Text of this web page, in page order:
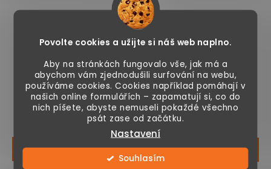
Povolte cookies a užijte si náš web naplno.
Aby na stránkách fungovalo vše, jak má a
abychom vám zjednodušili surfování na webu,
používáme cookies. Cookies například pomáhají v
našich online formulářích – zapamatují si, co do
nich píšete, abyste nemuseli pokaždé všechno
psát zase od začátku.
Nastavení
Souhlasím
Momentálně
nedostupné
1 290 Kč 990 Kč